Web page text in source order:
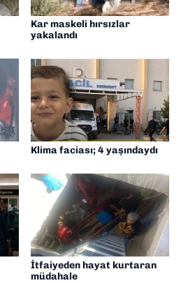
Kar maskeli hırsızlar
yakalandı
Klima faciası; 4 yaşındaydı
İtfaiyeden hayat kurtaran
müdahale